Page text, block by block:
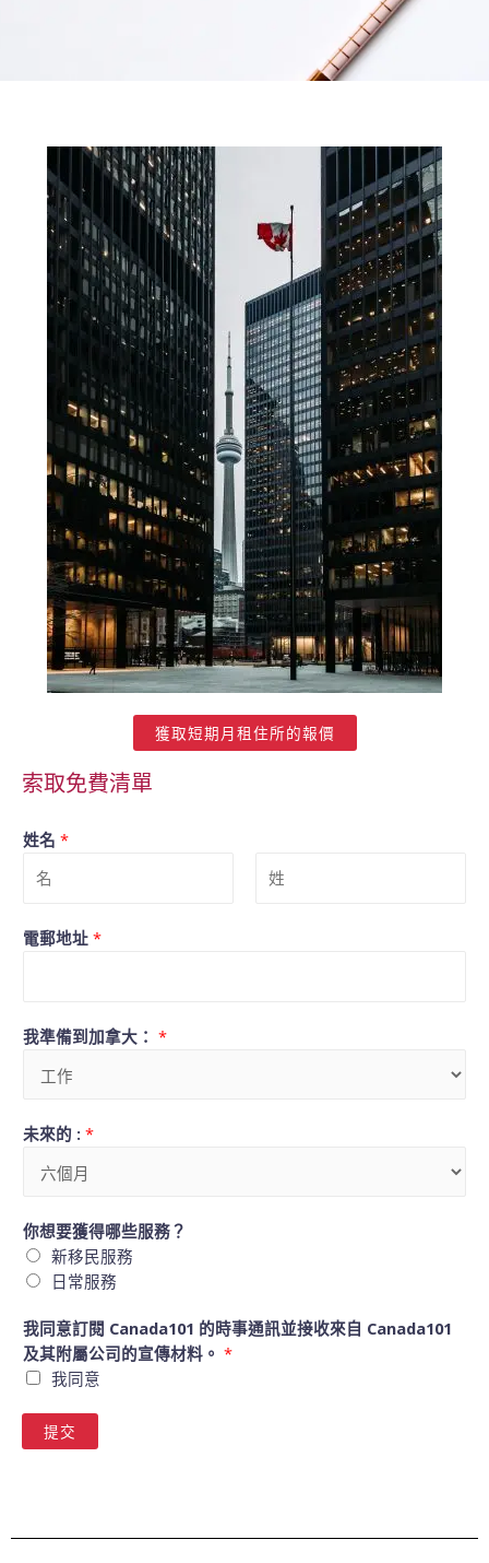
獲取短期月租住所的報價
索取免費清單
姓名 *
電郵地址 *
我準備到加拿大： *
未來的 : *
你想要獲得哪些服務？
新移民服務
日常服務
我同意訂閱 Canada101 的時事通訊並接收來自 Canada101
及其附屬公司的宣傳材料。 *
我同意
提交